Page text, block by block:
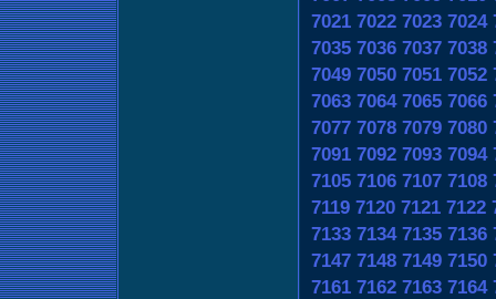
7021 7022 7023 7024
7035 7036 7037 7038
7049 7050 7051 7052
7063 7064 7065 7066
7077 7078 7079 7080
7091 7092 7093 7094
7105 7106 7107 7108
7119 7120 7121 7122
7133 7134 7135 7136
7147 7148 7149 7150
7161 7162 7163 7164